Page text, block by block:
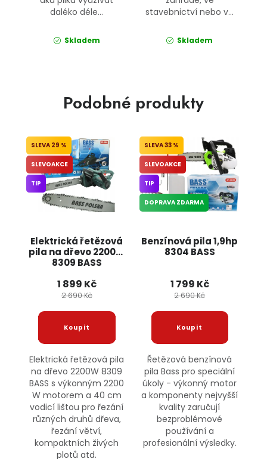
daléko déle...
Skladem
stavebnictví nebo v...
Skladem
Podobné produkty
Elektrická řetězová
pila na dřevo 2200W
8309 BASS
29 %
SLEVOAKCE
TIP
1 899 Kč
2 690 Kč
Elektrická řetězová pila
na dřevo 2200W 8309
BASS s výkonným 2200
W motorem a 40 cm
vodicí lištou pro řezání
různých druhů dřeva,
řezání větví,
kompaktních živých
plotů atd.
Benzínová pila 1,9hp
8304 BASS
33 %
SLEVOAKCE
TIP
DOPRAVA ZDARMA
1 799 Kč
2 690 Kč
Řetězová benzínová
pila Bass pro speciální
úkoly - výkonný motor
a komponenty nejvyšší
kvality zaručují
bezproblémové
používání a
profesionální výsledky.